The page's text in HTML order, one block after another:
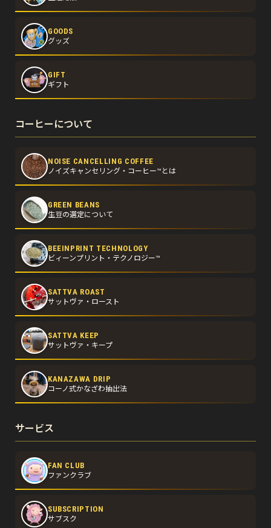
GOODS
グッズ
GIFT
ギフト
コーヒーについて
NOISE CANCELLING COFFEE
ノイズキャンセリング・コーヒー™とは
GREEN BEANS
生豆の選定について
BEEINPRINT TECHNOLOGY
ビィーンプリント・テクノロジー™
SATTVA ROAST
サットヴァ・ロースト
SATTVA KEEP
サットヴァ・キープ
KANAZAWA DRIP
コーノ式かなざわ抽出法
サービス
FAN CLUB
ファンクラブ
SUBSCRIPTION
サブスク